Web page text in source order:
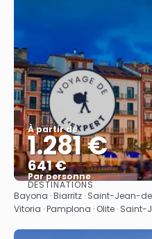
À partir de
1.281 €
641 €
Par personne
DESTINATIONS
Bayona · Biarritz · Saint-Jean-
Vitoria · Pamplona · Olite ·